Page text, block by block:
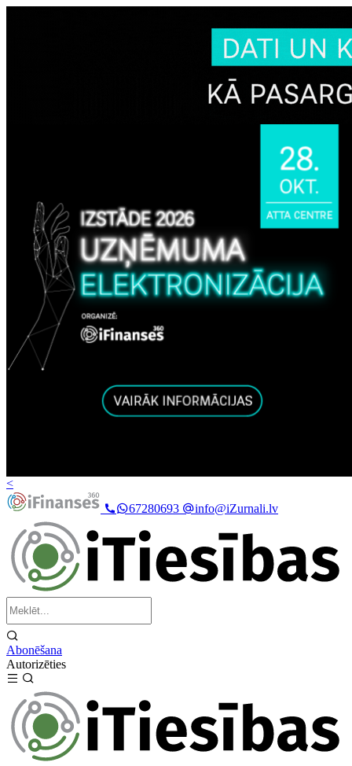
<
67280693
info@iZurnali.lv
Abonēšana
Autorizēties